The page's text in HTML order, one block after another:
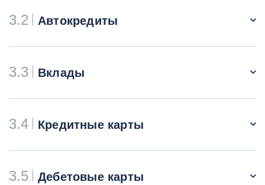
3.2 Автокредиты
3.3 Вклады
3.4 Кредитные карты
3.5 Дебетовые карты